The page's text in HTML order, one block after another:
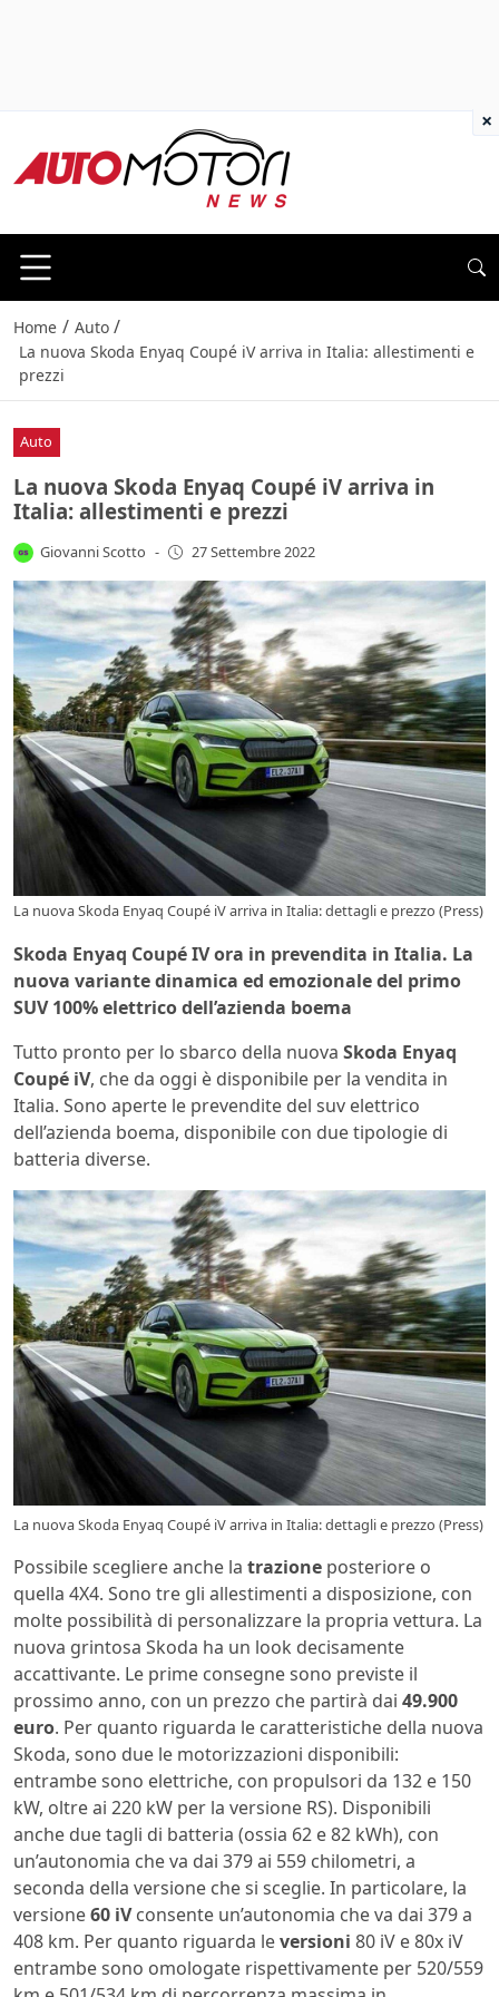
Home / Auto /
La nuova Skoda Enyaq Coupé iV arriva in Italia: allestimenti e
prezzi
Auto
La nuova Skoda Enyaq Coupé iV arriva in
Italia: allestimenti e prezzi
Giovanni Scotto - 27 Settembre 2022
La nuova Skoda Enyaq Coupé iV arriva in Italia: dettagli e prezzo (Press)
Skoda Enyaq Coupé IV ora in prevendita in Italia. La
nuova variante dinamica ed emozionale del primo
SUV 100% elettrico dell’azienda boema
Tutto pronto per lo sbarco della nuova Skoda Enyaq
Coupé iV, che da oggi è disponibile per la vendita in
Italia. Sono aperte le prevendite del suv elettrico
dell’azienda boema, disponibile con due tipologie di
batteria diverse.
La nuova Skoda Enyaq Coupé iV arriva in Italia: dettagli e prezzo (Press)
Possibile scegliere anche la trazione posteriore o
quella 4X4. Sono tre gli allestimenti a disposizione, con
molte possibilità di personalizzare la propria vettura. La
nuova grintosa Skoda ha un look decisamente
accattivante. Le prime consegne sono previste il
prossimo anno, con un prezzo che partirà dai 49.900
euro. Per quanto riguarda le caratteristiche della nuova
Skoda, sono due le motorizzazioni disponibili:
entrambe sono elettriche, con propulsori da 132 e 150
kW, oltre ai 220 kW per la versione RS). Disponibili
anche due tagli di batteria (ossia 62 e 82 kWh), con
un’autonomia che va dai 379 ai 559 chilometri, a
seconda della versione che si sceglie. In particolare, la
versione60 iVconsente un’autonomia che va dai 379 a
408 km. Per quanto riguarda leversioni 80 iV e 80x iV
entrambe sono omologate rispettivamente per 520/559
×